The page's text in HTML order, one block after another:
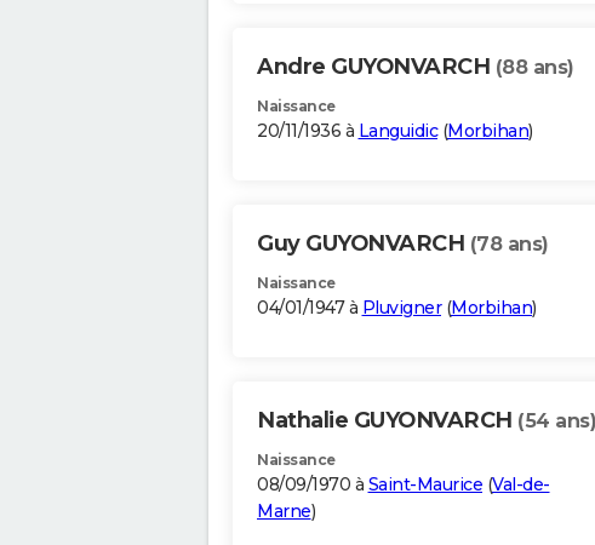
Andre GUYONVARCH (88 ans)
Naissance
20/11/1936 à Languidic(Morbihan)
Guy GUYONVARCH (78 ans)
Naissance
04/01/1947 à Pluvigner(Morbihan)
Nathalie GUYONVARCH (54 ans)
Naissance
08/09/1970 à Saint-Maurice (Val-de-
Marne)